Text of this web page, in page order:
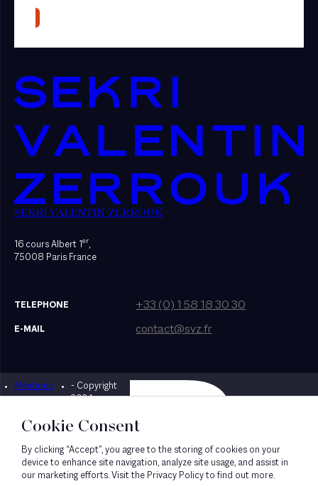
Presse
SEKRI VALENTIN ZERROUK
16 cours Albert 1er,
75008 Paris France
TELEPHONE +33 (0) 1 58 18 30 30
E-MAIL contact@svz.fr
Mentions
légales
- Copyright
2024
Designed by Bonhomme
Cookie Consent
By clicking “Accept”, you agree to the storing of cookies on your
device to enhance site navigation, analyze site usage, and assist in
our marketing efforts. Visit the Privacy Policy to find out more.